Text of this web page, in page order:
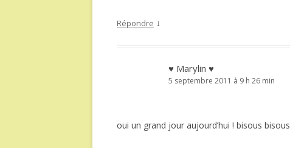
Répondre ↓
♥ Marylin ♥
5 septembre 2011 à 9 h 26 min
oui un grand jour aujourd’hui ! bisous bisous